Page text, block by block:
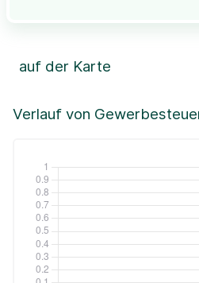
Verlauf von
auf der Karte
+
Leaflet|©OpenStreetMap,